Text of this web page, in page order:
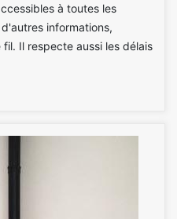
à toutes les
informations,
Il respecte aussi les délais